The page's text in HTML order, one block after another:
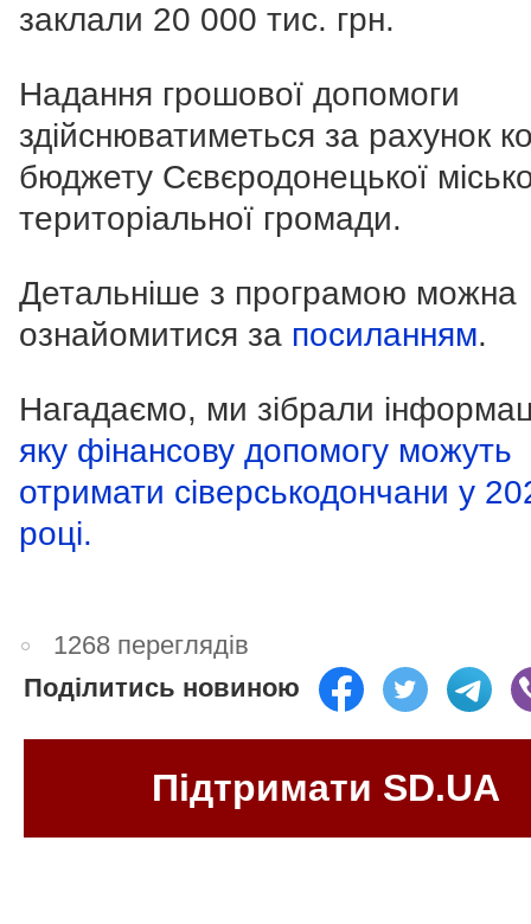
заклали 20 000 тис. грн.
Надання грошової допомоги
здійснюватиметься за рахунок
бюджету Сєвєродонецької
територіальної громади.
Детальніше з програмою можна
ознайомитися за посиланням.
Нагадаємо, ми зібрали
яку фінансову допомогу можуть
отримати сіверськодончани у
році.
1268 переглядів
Поділитись новиною
Підтримати SD.UA